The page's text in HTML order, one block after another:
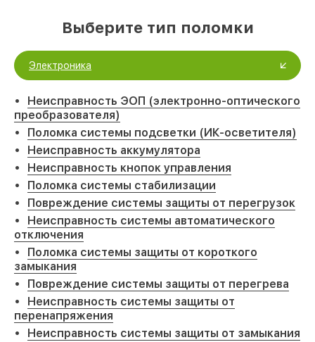
Выберите тип поломки
Электроника
Неисправность ЭОП (электронно-оптического
преобразователя)
Поломка системы подсветки (ИК-осветителя)
Неисправность аккумулятора
Неисправность кнопок управления
Поломка системы стабилизации
Повреждение системы защиты от перегрузок
Неисправность системы автоматического
отключения
Поломка системы защиты от короткого
замыкания
Повреждение системы защиты от перегрева
Неисправность системы защиты от
перенапряжения
Неисправность системы защиты от замыкания